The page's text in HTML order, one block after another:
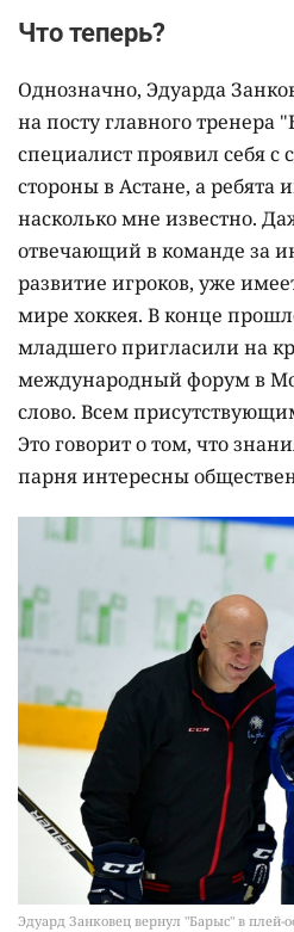
Что теперь?
Однозначно, Эдуарда
на посту главного тренера
специалист проявил себя
стороны в Астане, а ребята
насколько мне известно.
отвечающий в команде за
развитие игроков, уже
мире хоккея. В конце
младшего пригласили на
международный форум в
слово. Всем
Это говорит о том, что
парня интересны
Эдуард Занковец вернул "Барыс" в плей-